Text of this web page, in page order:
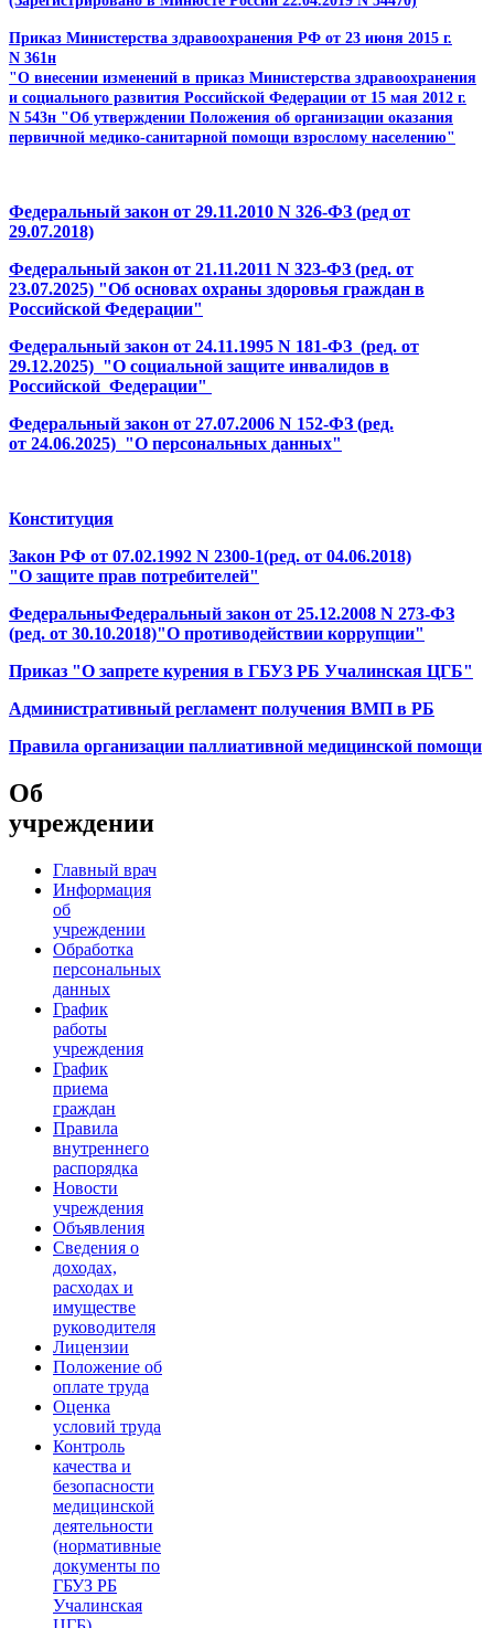
Приказ Министерства здравоохранения РФ от 23 июня 2015 г.
N 361н
"О внесении изменений в приказ Министерства здравоохранения
и социального развития Российской Федерации от 15 мая 2012 г.
N 543н "Об утверждении Положения об организации оказания
первичной медико-санитарной помощи взрослому населению"
Федеральный закон от 29.11.2010 N 326-ФЗ (ред от
29.07.2018)
Федеральный закон от 21.11.2011 N 323-ФЗ (ред. от
23.07.2025) "Об основах охраны здоровья граждан в
Российской Федерации"
Федеральный закон от 24.11.1995 N 181-ФЗ (ред. от
29.12.2025) "О социальной защите инвалидов в
Российской Федерации"
Федеральный закон от 27.07.2006 N 152-ФЗ (ред.
от 24.06.2025) "О персональных данных"
Конституция
Закон РФ от 07.02.1992 N 2300-1(ред. от 04.06.2018)
"О защите прав потребителей"
ФедеральныФедеральный закон от 25.12.2008 N 273-ФЗ
(ред. от 30.10.2018)"О противодействии коррупции"
Приказ "О запрете курения в ГБУЗ РБ Учалинская ЦГБ"
Административный регламент получения ВМП в РБ
Правила организации паллиативной медицинской помощи
Об
учреждении
Главный врач
Информация
об
учреждении
Обработка
персональных
данных
График
работы
учреждения
График
приема
граждан
Правила
внутреннего
распорядка
Новости
учреждения
Объявления
Сведения о
доходах,
расходах и
имуществе
руководителя
Лицензии
Положение об
оплате труда
Оценка
условий труда
Контроль
качества и
безопасности
медицинской
деятельности
(нормативные
документы по
ГБУЗ РБ
Учалинская